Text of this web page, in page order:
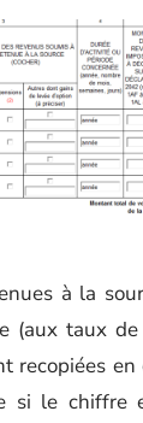
à la
(aux taux
recopiées en
si le